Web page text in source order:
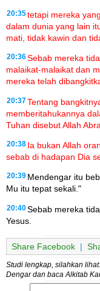
20:35tetapi mereka
dalam dunia yang lain
mati, tidak kawin dan
20:36Sebab mereka
malaikat-malaikat dan
mereka telah
20:37Tentang
memberitahukannya
Tuhan disebut Allah
20:38 Ia bukan Allah
sebab di hadapan Dia
20:39 Mendengar itu
Mu itu tepat sekali."
20:40Sebab mereka
Yesus.
Share Facebook |
Studi lengkap, silahkan lihat:
Dengar dan baca Alkitab